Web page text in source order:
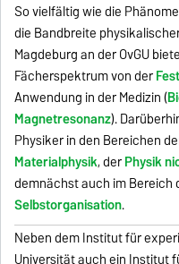
So vielfältig wie die
die Bandbreite
Magdeburg an der OvGU
Fächerspektrum von der
Anwendung in der Medizin (
Magnetresonanz).
Physiker in den Bereichen
Materialphysik, derPhysik
demnächst auch im Bereich
Selbstorganisation.
Neben dem Institut für
Universität auch ein Institut